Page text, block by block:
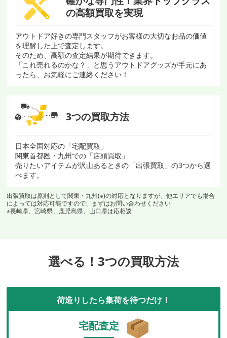
の高額買取を実現
アウトドア好きの専門スタッフがお客様の大切なお品の価値
を理解した上で査定します。
そのため、高額の査定結果が期待できます。
「これ売れるのかな？」と思うアウトドアグッズが手元にあ
ったら、お気軽にご連絡ください！
3つの買取方法
日本全国対応の「宅配買取」
関東首都圏・九州での「店頭買取」
売りたいアイテムが沢山あるときの「出張買取」の3つから選
べます。
出張買取は原則として関東・九州(※)の対応となりますが、他エリアでも場合
によっては対応可能ですので、まずはお問い合わせください
※長崎県、宮崎県、鹿児島県、山口県は応相談
選べる！3つの買取方法
荷造りしたら集荷を待つだけ！
宅配査定